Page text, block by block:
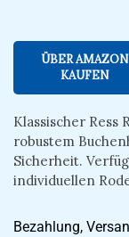
ÜBER AMAZON
KAUFEN
Klassischer Ress
robustem
Sicherheit.
individuellen
Bezahlung,